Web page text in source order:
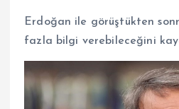
Erdoğan ile görüştükten
fazla bilgi verebileceğini